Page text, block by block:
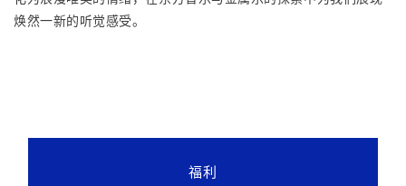
焕然一新的听觉感受。
福利